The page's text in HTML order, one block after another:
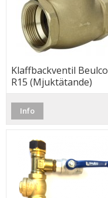
Klaffbackventil Beulco
R15 (Mjuktätande)
Info